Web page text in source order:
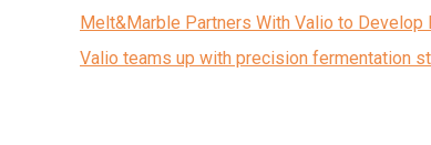
Melt&Marble Partners With Valio to
Valio teams up with precision fermentation